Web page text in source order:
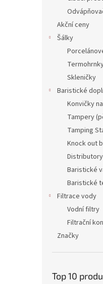
Akční ceny
Šálky
Skleničky
Baristické
Konvičky
Tampery
Tamping
Knock out
Baristické
Baristické
Filtrace vody
Vodní filtry
Filtrační
Značky
Top 10